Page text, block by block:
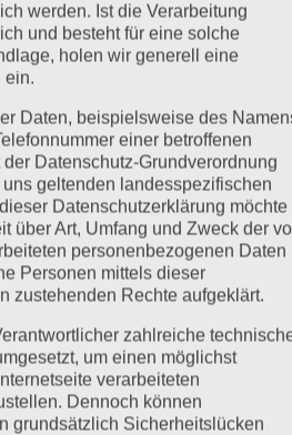
werden. Ist die Verarbeitung
und besteht für eine solche
holen wir generell eine
ein.
Daten, beispielsweise des
einer betroffenen
Datenschutz-Grundverordnung
geltenden landesspezifischen
Datenschutzerklärung möchte
über Art, Umfang und Zweck der
personenbezogenen Daten
Personen mittels dieser
zustehenden Rechte aufgeklärt.
zahlreiche
um einen möglichst
verarbeiteten
Dennoch können
grundsätzlich Sicherheitslücken